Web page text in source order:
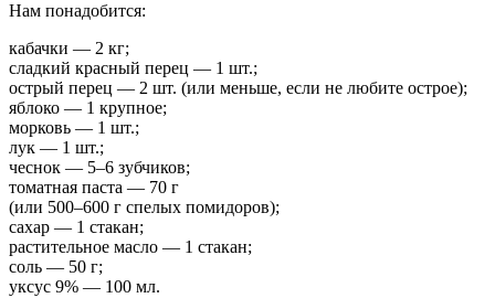
Нам понадобится:
кабачки — 2 кг;
сладкий красный перец — 1 шт.;
острый перец — 2 шт. (или меньше, если не любите острое);
яблоко — 1 крупное;
морковь — 1 шт.;
лук — 1 шт.;
чеснок — 5–6 зубчиков;
томатная паста — 70 г
(или 500–600 г спелых помидоров);
сахар — 1 стакан;
растительное масло — 1 стакан;
соль — 50 г;
уксус 9% — 100 мл.